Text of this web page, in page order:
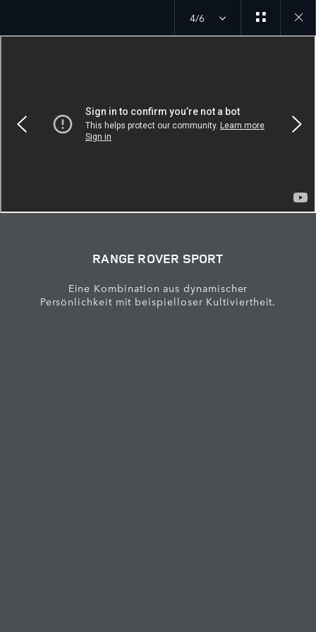
4/6
Close
RANGE ROVER SPORT
Eine Kombination aus dynamischer
Persönlichkeit mit beispielloser Kultiviertheit.